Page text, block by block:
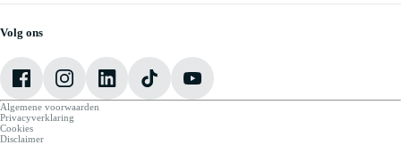
Vestigingen
Škoda
VW Bedrijfswagens
Vacatures
Mijn Pouw
Volg ons
Algemene voorwaarden
Privacyverklaring
Cookies
Disclaimer